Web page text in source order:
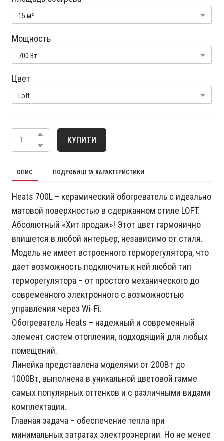
Мощность
Цвет
КУПИТИ
ОПИС ПОДРОБИЦІ ТА ХАРАКТЕРИСТИКИ
Heats 700L – керамический обогреватель с идеально
матовой поверхностью в сдержанном стиле LOFT.
Абсолютный «Хит продаж»! Этот цвет гармонично
впишется в любой интерьер, независимо от стиля.
Модель не имеет встроенного терморегулятора, что
дает возможность подключить к ней любой тип
терморегулятора – от простого механического до
современного электронного с возможностью
управления через Wi-Fi.
Обогреватель Heats – надежный и современный
элемент систем отопления, подходящий для любых
помещений.
Линейка представлена моделями от 200Вт до
1000Вт, выполнена в уникальной цветовой гамме
самых популярных оттенков и с различными видами
комплектации.
Главная задача – обеспечение тепла при
минимальных затратах электроэнергии. Но не менее